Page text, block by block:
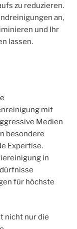
zu reduzieren.
an,
und Ihr
lassen.
mit
Medien
besondere
Expertise.
in
für höchste
nicht nur die